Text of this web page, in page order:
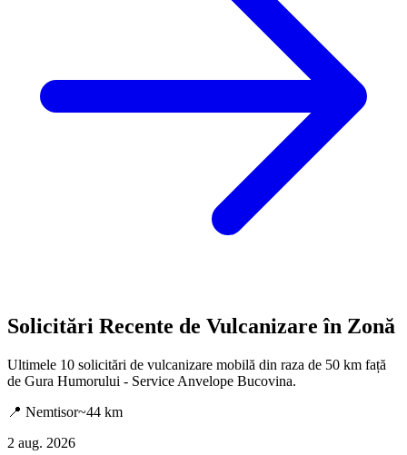
Solicitări Recente de Vulcanizare în Zonă
Ultimele 10 solicitări de vulcanizare mobilă din raza de 50 km față
de Gura Humorului - Service Anvelope Bucovina.
📍 Nemtisor~44 km
2 aug. 2026